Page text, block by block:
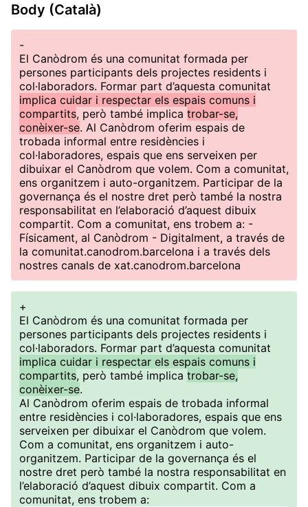
Body (Català)
-
El Canòdrom és una comunitat formada per
persones participants dels projectes residents i
col·laboradors. Formar part d’aquesta comunitat
implica cuidar i respectar els espais comuns i
compartits, però també implica trobar-se,
conèixer-se. Al Canòdrom oferim espais de
trobada informal entre residències i
col·laboradores, espais que ens serveixen per
dibuixar el Canòdrom que volem. Com a comunitat,
ens organitzem i auto-organitzem. Participar de la
governança és el nostre dret però també la nostra
responsabilitat en l’elaboració d’aquest dibuix
compartit. Com a comunitat, ens trobem a: -
Físicament, al Canòdrom - Digitalment, a través de
la comunitat.canodrom.barcelona i a través dels
nostres canals de xat.canodrom.barcelona
+
El Canòdrom és una comunitat formada per
persones participants dels projectes residents i
col·laboradors. Formar part d’aquesta comunitat
implica cuidar i respectar els espais comuns i
compartits, però també implica trobar-se,
conèixer-se.
Al Canòdrom oferim espais de trobada informal
entre residències i col·laboradores, espais que ens
serveixen per dibuixar el Canòdrom que volem.
Com a comunitat, ens organitzem i auto-
organitzem. Participar de la governança és el
nostre dret però també la nostra responsabilitat en
l’elaboració d’aquest dibuix compartit. Com a
comunitat, ens trobem a: